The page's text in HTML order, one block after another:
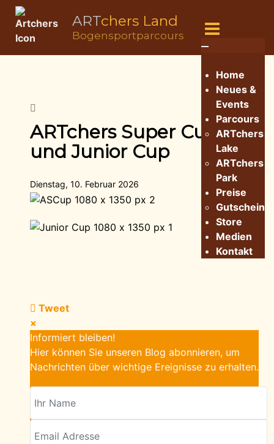
ARTchers Land
Bogensportparcours
Home
Neues &
Events
Parcours
ARTchers
Lake
ARTchers
Park
Preise
Gutschein
Store
Medien
Kontakt
ARTchers Super Cup
und Junior Cup
Dienstag, 10. Februar 2026
Tweet
×
Informiert bleiben!
Hier können Sie unseren Blog abonnieren, um
Nachrichten über wichtige Ereignisse zu erhalten.